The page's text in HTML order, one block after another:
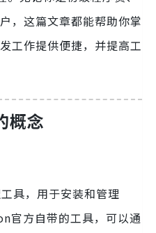
，这篇文章都能帮助你掌
工作提供便捷，并提高工
概念
具，用于安装和管理
官方自带的工具，可以通